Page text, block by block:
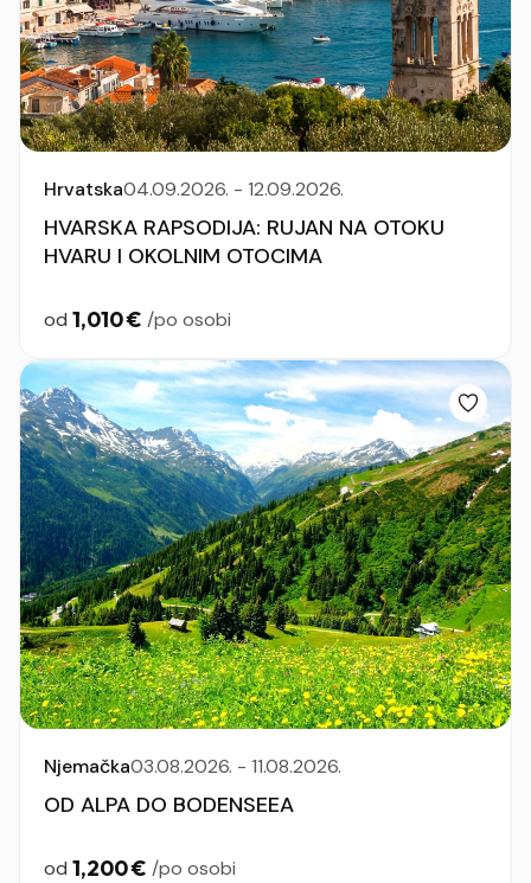
Hrvatska04.09.2026. - 12.09.2026.
HVARSKA RAPSODIJA: RUJAN NA OTOKU
HVARU I OKOLNIM OTOCIMA
od 1,010 € /po osobi
Njemačka03.08.2026. - 11.08.2026.
OD ALPA DO BODENSEEA
od 1,200 € /po osobi